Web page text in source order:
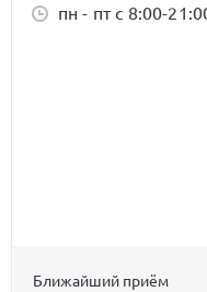
пн - пт с 8:00-
Ближайший приём